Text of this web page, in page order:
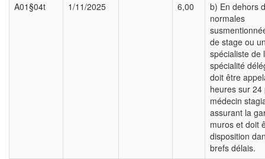
A01§04t
1/11/2025 6,00
b) En dehors
normales
de stage ou
spécialiste de
spécialité
doit être
heures sur 24
médecin
assurant la
muros et doit
disposition
brefs délais.